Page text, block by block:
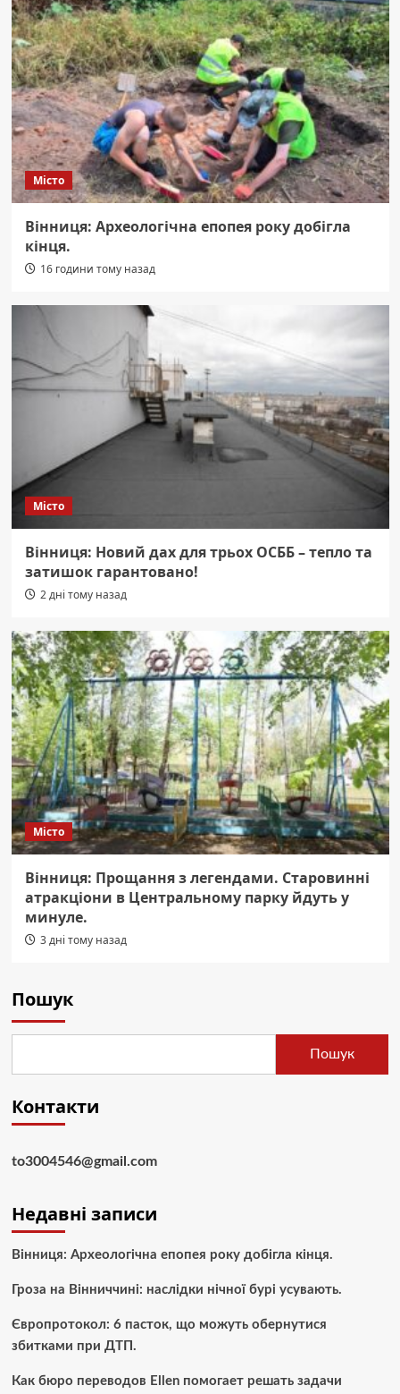
Місто
Вінниця: Археологічна епопея року добігла
кінця.
16 години тому назад
Місто
Вінниця: Новий дах для трьох ОСББ – тепло та
затишок гарантовано!
2 дні тому назад
Місто
Вінниця: Прощання з легендами. Старовинні
атракціони в Центральному парку йдуть у
минуле.
3 дні тому назад
Пошук
Пошук
Контакти
to3004546@gmail.com
Недавні записи
Вінниця: Археологічна епопея року добігла кінця.
Гроза на Вінниччині: наслідки нічної бурі усувають.
Європротокол: 6 пасток, що можуть обернутися
збитками при ДТП.
Как бюро переводов Ellen помогает решать задачи